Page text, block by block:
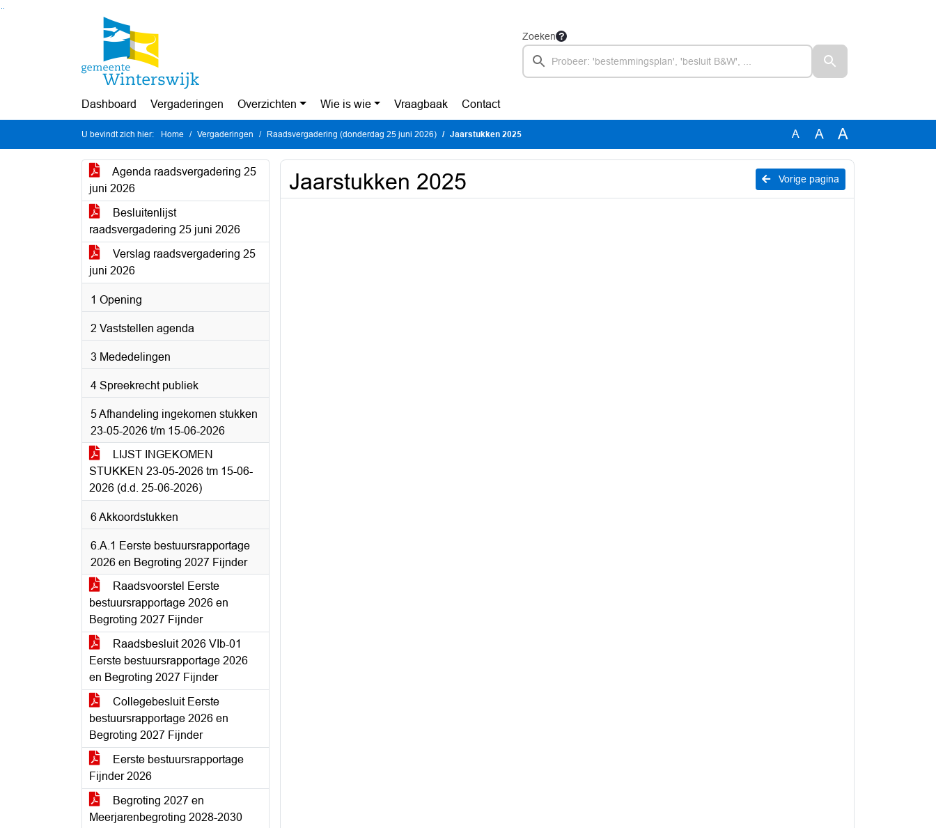
Ga naar de inhoud van deze pagina
Zoeken
Dashboard Vergaderingen Overzichten Wie is wie Vraagbaak Contact
U bevindt zich hier: Home Vergaderingen Raadsvergadering (donderdag 25 juni 2026) Jaarstukken 2025 A A A
Agenda raadsvergadering 25
juni 2026
Besluitenlijst
raadsvergadering 25 juni 2026
Verslag raadsvergadering 25
juni 2026
1 Opening
2 Vaststellen agenda
3 Mededelingen
4 Spreekrecht publiek
5 Afhandeling ingekomen stukken
23-05-2026 t/m 15-06-2026
LIJST INGEKOMEN
STUKKEN 23-05-2026 tm 15-06-
2026 (d.d. 25-06-2026)
6 Akkoordstukken
6.A.1 Eerste bestuursrapportage
2026 en Begroting 2027 Fijnder
Raadsvoorstel Eerste
bestuursrapportage 2026 en
Begroting 2027 Fijnder
Raadsbesluit 2026 VIb-01
Eerste bestuursrapportage 2026
en Begroting 2027 Fijnder
Collegebesluit Eerste
bestuursrapportage 2026 en
Begroting 2027 Fijnder
Eerste bestuursrapportage
Fijnder 2026
Begroting 2027 en
Meerjarenbegroting 2028-2030
Vorige pagina
Jaarstukken 2025